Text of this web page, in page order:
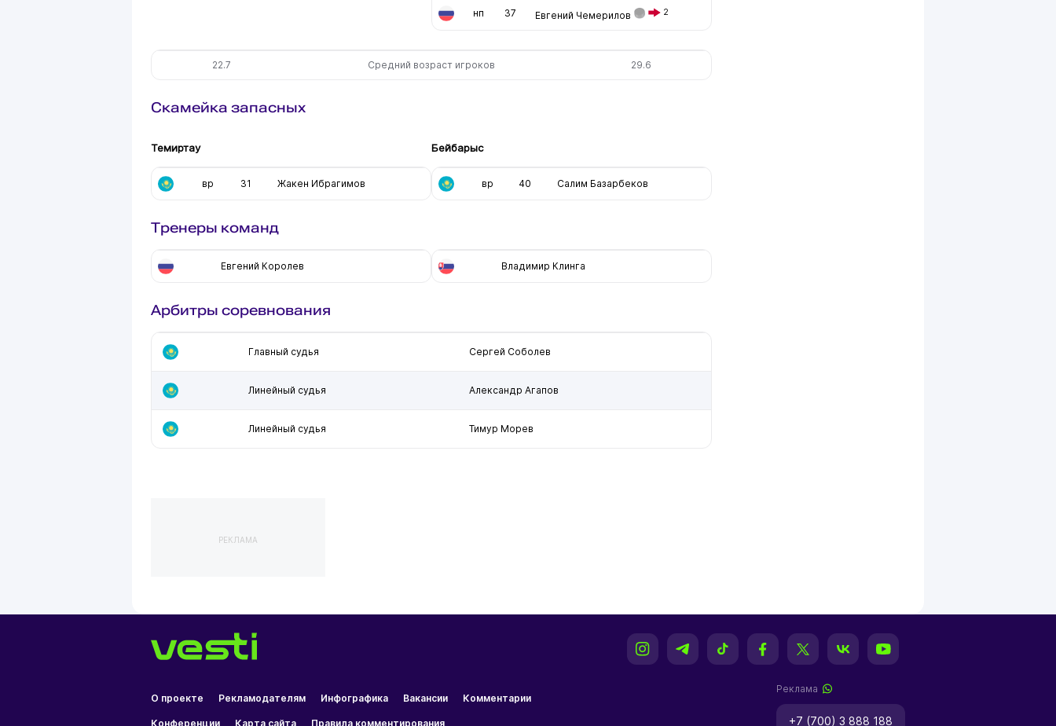
нп 37 Евгений Чемерилов 2
22.7 Средний возраст игроков 29.6
Скамейка запасных
Темиртау
вр 31 Жакен Ибрагимов
Бейбарыс
вр 40 Салим Базарбеков
Тренеры команд
Евгений Королев Владимир Клинга
Арбитры соревнования
Главный судья Сергей Соболев
Линейный судья Александр Агапов
Линейный судья Тимур Морев
РЕКЛАМА
О проекте Рекламодателям Инфографика Вакансии Комментарии
Конференции Карта сайта Правила комментирования
Реклама
+7 (700) 3 888 188